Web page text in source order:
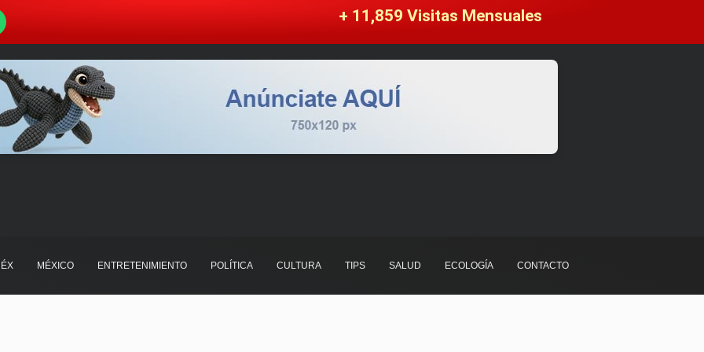
+ 11,859 Visitas Mensuales
MÉXICO ENTRETENIMIENTO POLÍTICA CULTURA TIPS SALUD ECOLOGÍA CONTACTO